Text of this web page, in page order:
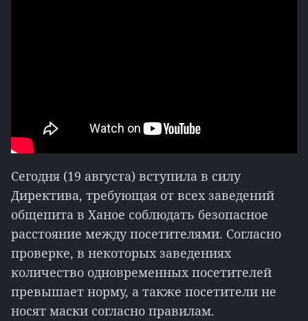
Сегодня (19 августа) вступила в силу
Директива, требующая от всех заведений
общепита в Ханое соблюдать безопасное
расстояние между посетителями. Согласно
проверке, в некоторых заведениях
количество одновременных посетителей
превышает норму, а также посетители не
носят маски согласно правилам.